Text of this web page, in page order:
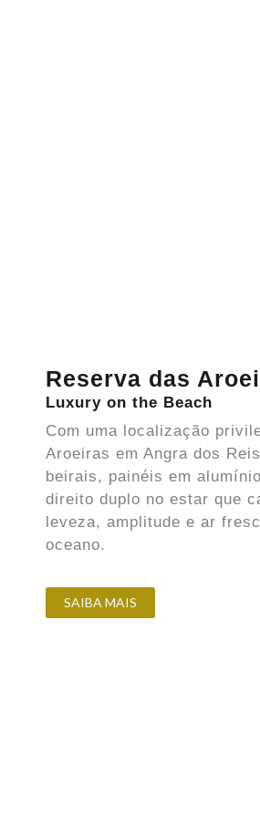
Reserva das
Luxury on the Beach
Com uma localização
Aroeiras em Angra dos
beirais, painéis em
direito duplo no estar que
leveza, amplitude e ar
oceano.
SAIBA MAIS